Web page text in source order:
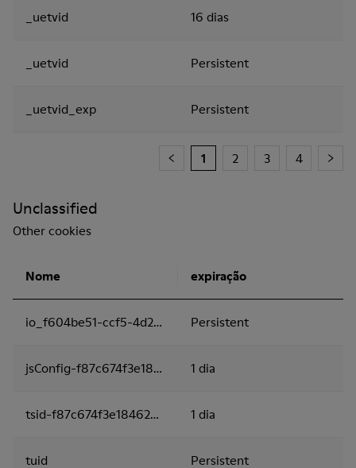
_uetvid 16 dias
_uetvid Persistent
_uetvid_exp Persistent
1 2 3 4
Unclassified
Other cookies
Nome expiração
io_f604be51-ccf5-4d26-9cc2-3c44e1fdceb9 Persistent
jsConfig-f87c674f3e18462ba19be8dba91ac2cf 1 dia
tsid-f87c674f3e18462ba19be8dba91ac2cf 1 dia
tuid Persistent